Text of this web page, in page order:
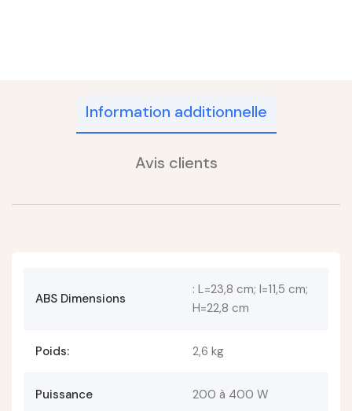
Information additionnelle
Avis clients
ABS Dimensions
: L=23,8 cm; l=11,5 cm;
H=22,8 cm
Poids: 2,6 kg
Puissance 200 à 400 W